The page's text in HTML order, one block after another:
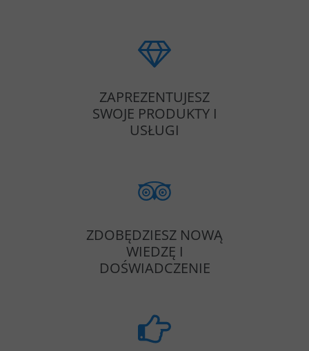
ZAPREZENTUJESZ
SWOJE PRODUKTY I
USŁUGI
ZDOBĘDZIESZ NOWĄ
WIEDZĘ I
DOŚWIADCZENIE